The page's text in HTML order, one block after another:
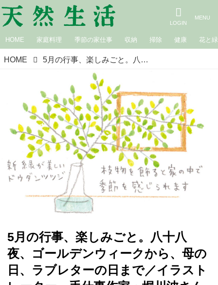
HOME 家庭料理 季節の家仕事 収納 掃除 健康 花と緑
HOME 5月の行事、楽しみごと。八十八夜、ゴールデンウィークから、母の日、ラブレターの日まで／イラストレーター、手仕事作家・堀川波さん
5月の行事、楽しみごと。八十八
夜、ゴールデンウィークから、母の
日、ラブレターの日まで／イラスト